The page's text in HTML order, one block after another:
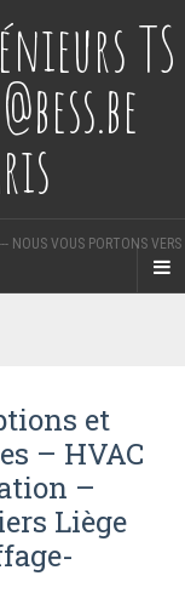
TS
NOUS VOUS PORTONS VERS
et
– HVAC
–
Liège